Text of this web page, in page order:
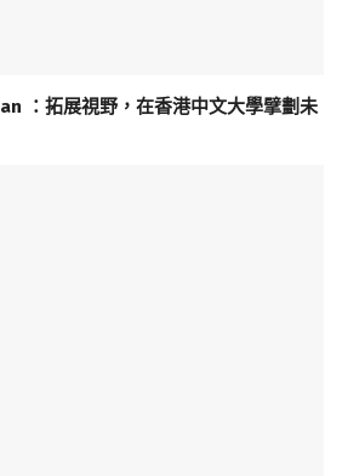
：拓展視野，在香港中文大學擘劃未